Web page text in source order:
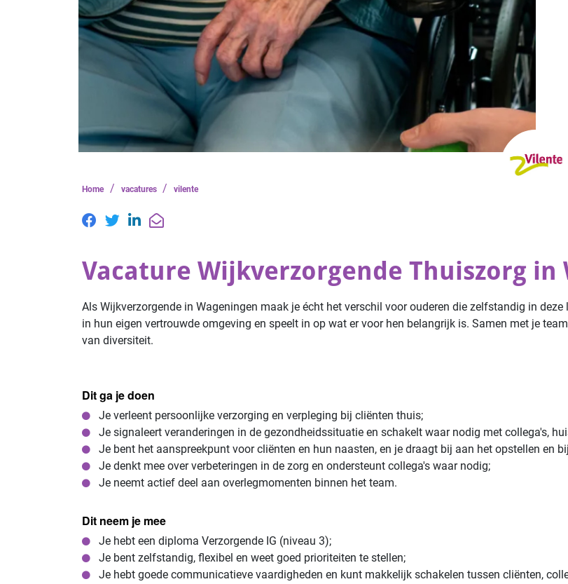
Home / vacatures / vilente
Vacature Wijkverzorgende Thuiszorg in
Als Wijkverzorgende in Wageningen maak je écht het verschil voor ouderen die zelfstandig in
in hun eigen vertrouwde omgeving en speelt in op wat er voor hen belangrijk is. Samen met je
van diversiteit.
Dit ga je doen
Je verleent persoonlijke verzorging en verpleging bij cliënten thuis;
Je signaleert veranderingen in de gezondheidssituatie en schakelt waar nodig met collega's,
Je bent het aanspreekpunt voor cliënten en hun naasten, en je draagt bij aan het opstellen en
Je denkt mee over verbeteringen in de zorg en ondersteunt collega's waar nodig;
Je neemt actief deel aan overlegmomenten binnen het team.
Dit neem je mee
Je hebt een diploma Verzorgende IG (niveau 3);
Je bent zelfstandig, flexibel en weet goed prioriteiten te stellen;
Je hebt goede communicatieve vaardigheden en kunt makkelijk schakelen tussen cliënten,